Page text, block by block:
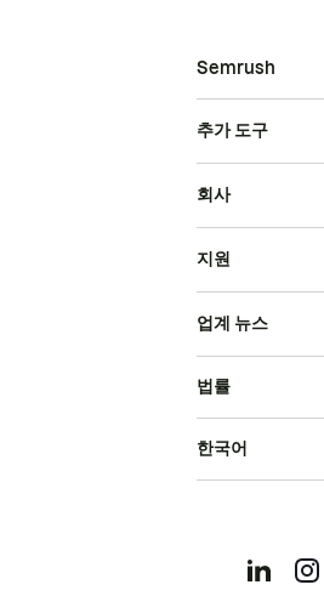
Semrush
추가 도구
회사
지원
업계 뉴스
법률
한국어